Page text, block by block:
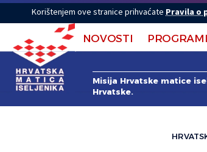
Korištenjem ove stranice prihvaćate Pravila o
NOVOSTI PROGRAMI
Misija Hrvatske matice
Hrvatske.